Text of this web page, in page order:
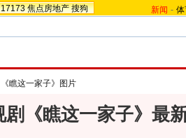
17173 焦点房地产 搜狗 新闻 -
《瞧这一家子》图片
剧《瞧这一家子》